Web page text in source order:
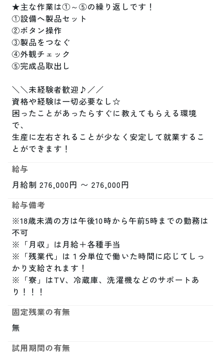
★主な作業は①～⑤の繰り返しです！
①設備へ製品セット
②ボタン操作
③製品をつなぐ
④外観チェック
⑤完成品取出し
＼＼未経験者歓迎♪／／
資格や経験は一切必要なし☆
困ったことがあったらすぐに教えてもらえる環境
で、
生産に左右されることが少なく安定して就業するこ
とができます！
給与
月給制 276,000円 〜 276,000円
給与備考
※18歳未満の方は午後10時から午前5時までの勤務は
不可
※「月収」は月給＋各種手当
※「残業代」は１分単位で働いた時間に応じてしっ
かり支給されます！
※「寮」はTV、冷蔵庫、洗濯機などのサポートあ
り！！！
固定残業の有無
無
試用期間の有無